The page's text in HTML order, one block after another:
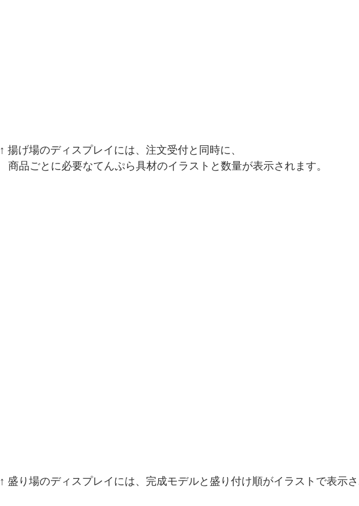
↑ 揚げ場のディスプレイには、注文受付と同時に、
    商品ごとに必要なてんぷら具材のイラストと数量が表示されます。
↑ 盛り場のディスプレイには、完成モデルと盛り付け順がイラストで表示